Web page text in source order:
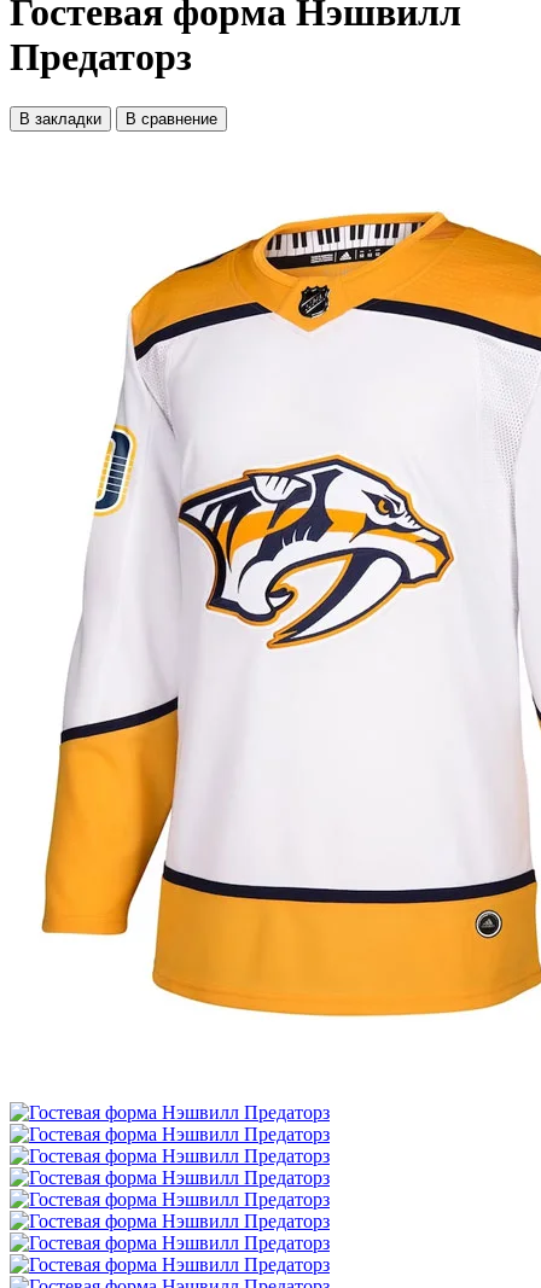
Гостевая форма Нэшвилл
Предаторз
В закладки В сравнение